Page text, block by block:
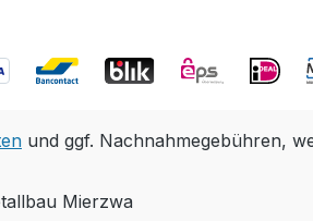
und ggf. Nachnahmegebühren,
Mierzwa